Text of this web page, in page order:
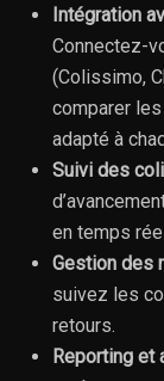
Intégration
Connectez-
(Colissimo,
comparer
adapté à
Suivi des
en temps
Gestion des
suivez les
retours.
Reporting et